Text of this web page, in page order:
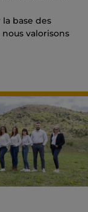
base des
valorisons